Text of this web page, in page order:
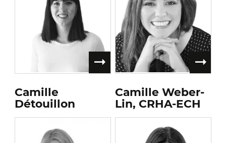
Camille
Détouillon
Camille Weber-
Lin, CRHA-ECH